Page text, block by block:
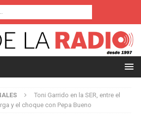
Toni Garrido en la SER, entre el
y el choque con Pepa Bueno